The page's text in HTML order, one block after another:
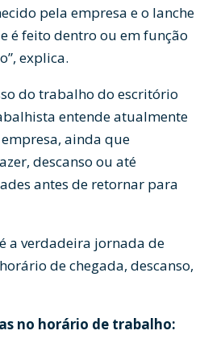
pela empresa e o lanche
é feito dentro ou em função
explica.
do trabalho do escritório
entende atualmente
ainda que
descanso ou até
antes de retornar para
a verdadeira jornada de
de chegada, descanso,
no horário de trabalho: